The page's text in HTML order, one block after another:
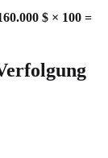
$ × 100 =